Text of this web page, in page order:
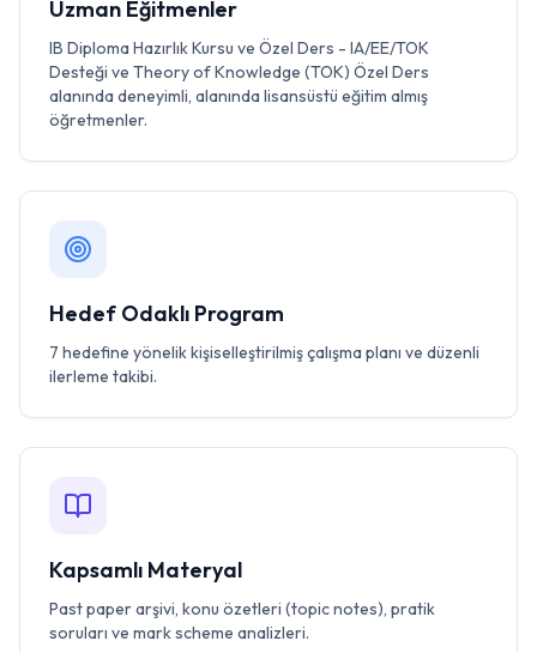
Uzman Eğitmenler
IB Diploma Hazırlık Kursu ve Özel Ders - IA/EE/TOK
Desteği ve Theory of Knowledge (TOK) Özel Ders
alanında deneyimli, alanında lisansüstü eğitim almış
öğretmenler.
Hedef Odaklı Program
7 hedefine yönelik kişiselleştirilmiş çalışma planı ve düzenli
ilerleme takibi.
Kapsamlı Materyal
Past paper arşivi, konu özetleri (topic notes), pratik
soruları ve mark scheme analizleri.